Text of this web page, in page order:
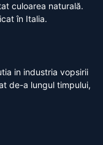
culoarea naturală.
în Italia.
in industria vopsirii
de-a lungul timpului,